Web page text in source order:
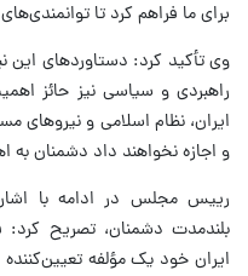
برای ما فراهم کرد تا
وی تأکید کرد: دستاوردهای این
راهبردی و سیاسی نیز حائز
ایران، نظام اسلامی و نیروهای
و اجازه نخواهند داد دشمنان
رییس مجلس در ادامه با
بلندمدت دشمنان، تصریح کرد:
ایران خود یک مؤلفه